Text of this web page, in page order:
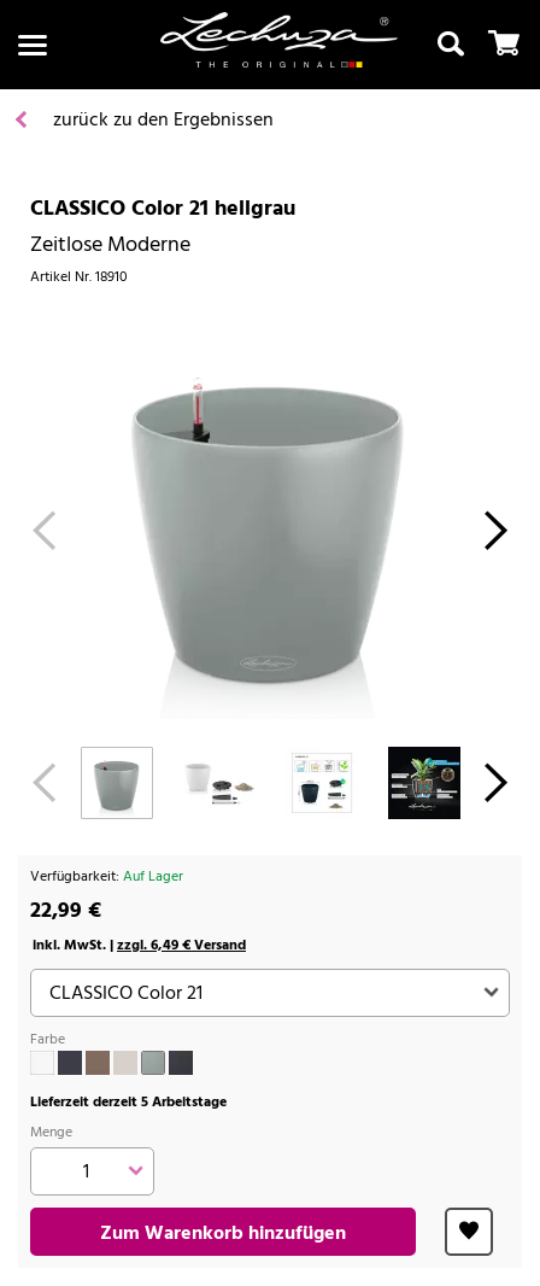
Suchen
zurück zu den Ergebnissen
CLASSICO Color 21 hellgrau
Zeitlose Moderne
Artikel Nr.18910
Verfügbarkeit: Auf Lager
22,99 €
inkl. MwSt. |zzgl. 6,49 € Versand
Farbe
Lieferzeit derzeit 5 Arbeitstage
Menge
Zum Warenkorb hinzufügen